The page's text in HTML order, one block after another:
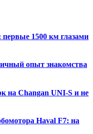
1500 км глазами
опыт знакомства
на Changan UNI-S и не
Haval F7: на